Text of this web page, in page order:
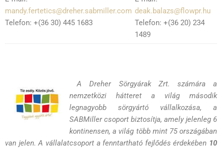
mandy.fertetics@dreher.sabmiller.com
Telefon: +(36 30) 445 1683
deak.balazs@flowpr.hu
Telefon: +(36 20) 234
1489
A Dreher Sörgyárak Zrt. számára a
nemzetközi hátteret a világ második
legnagyobb sörgyártó vállalkozása, a
SABMiller csoport biztosítja, amely jelenleg 6
kontinensen, a világ több mint 75 országában
van jelen. A vállalatcsoport a fenntartható fejlődés érdekében 10